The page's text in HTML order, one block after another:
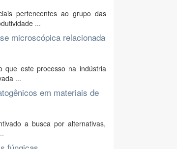
pertencentes ao grupo das
...
microscópica relacionada
que este processo na indústria
...
em materiais de
a busca por alternativas,